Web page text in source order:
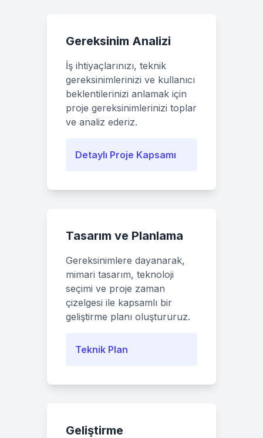
Gereksinim Analizi
İş ihtiyaçlarınızı, teknik
gereksinimlerinizi ve kullanıcı
beklentilerinizi anlamak için
proje gereksinimlerinizi toplar
ve analiz ederiz.
Detaylı Proje Kapsamı
Tasarım ve Planlama
Gereksinimlere dayanarak,
mimari tasarım, teknoloji
seçimi ve proje zaman
çizelgesi ile kapsamlı bir
geliştirme planı oluştururuz.
Teknik Plan
Geliştirme